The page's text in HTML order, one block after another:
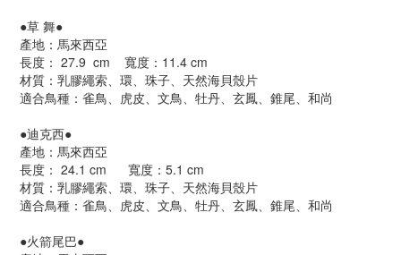
●草 舞●
產地：馬來西亞
長度： 27.9  cm    寬度：11.4 cm
適合鳥種：雀鳥、虎皮、文鳥、牡丹、玄鳳、錐尾、和尚
●迪克西●
產地：馬來西亞
長度： 24.1 cm 寬度：5.1 cm
適合鳥種：雀鳥、虎皮、文鳥、牡丹、玄鳳、錐尾、和尚
●火箭尾巴●